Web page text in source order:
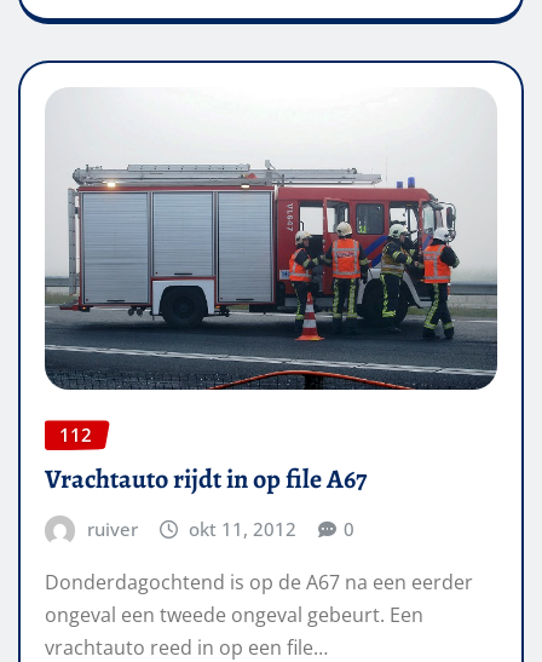
112
Vrachtauto rijdt in op file A67
ruiver okt 11, 2012 0
Donderdagochtend is op de A67 na een eerder
ongeval een tweede ongeval gebeurt. Een
vrachtauto reed in op een file…